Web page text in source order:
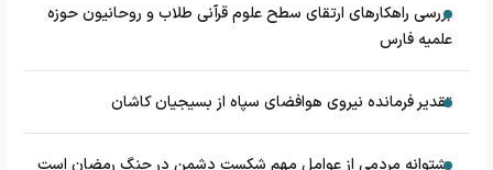
بررسی راهکارهای ارتقای سطح علوم قرآنی طلاب و روحانیون حوزه
علمیه فارس
تقدیر فرمانده نیروی هوافضای سپاه از بسیجیان کاشان
پشتوانه مردمی از عوامل مهم شکست دشمن در جنگ رمضان است